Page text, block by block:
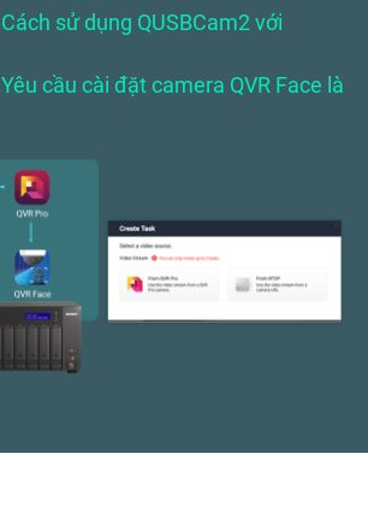
Cách sử dụng QUSBCam2 với
Yêu cầu cài đặt camera QVR Face là